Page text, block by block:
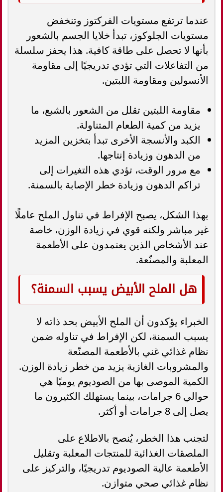
عندما ترتفع مستويات الفركتوز وتنخفض
مستويات الجلوكوز، تبدأ خلايا الجسم بالشعور
بأنها لا تحصل على طاقة كافية. هذا يحفز سلسلة
من التفاعلات التي تؤدي تدريجيًا إلى مقاومة
الأنسولين ومقاومة اللبتين.
مقاومة اللبتين تقلل من الشعور بالشبع، ما
يزيد من كمية الطعام المتناولة.
الكبد والأنسجة الأخرى تبدأ بتخزين المزيد
من الدهون وزيادة إنتاجها.
مع مرور الوقت، تؤدي هذه التغيرات إلى
تراكم الدهون وزيادة خطر الإصابة بالسمنة.
بهذا الشكل، يصبح الإفراط في تناول الملح عاملًا
غير مباشر ولكنه قوي في زيادة الوزن، خاصة
عند الأشخاص الذين يعتمدون على الأطعمة
المعلبة والمصنّعة.
هل الملح الأبيض يسبب السمنة؟
الخبراء يؤكدون أن الملح الأبيض بحد ذاته لا
يسبب السمنة، لكن الإفراط في تناوله ضمن
نظام غذائي غني بالأطعمة المصنّعة
والمشروبات الغازية يزيد من خطر زيادة الوزن.
الكمية الموصى بها من الصوديوم يوميًا هي
حوالي 6 جرامات، بينما يستهلك الكثيرون ما
يصل إلى 8 جرامات أو أكثر.
لتجنب هذا الخطر، يُنصح بالاطلاع على
الملصقات الغذائية للمنتجات المعلبة وتقليل
الأطعمة عالية الصوديوم تدريجيًا، والتركيز على
نظام غذائي صحي متوازن.